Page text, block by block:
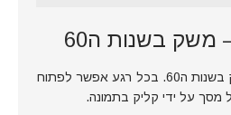
משק בשנות ה60
סריקות סרטי צילום – משק בשנות ה60. בכל רגע אפשר לפתוח
מסך על ידי קליק בתמונה.